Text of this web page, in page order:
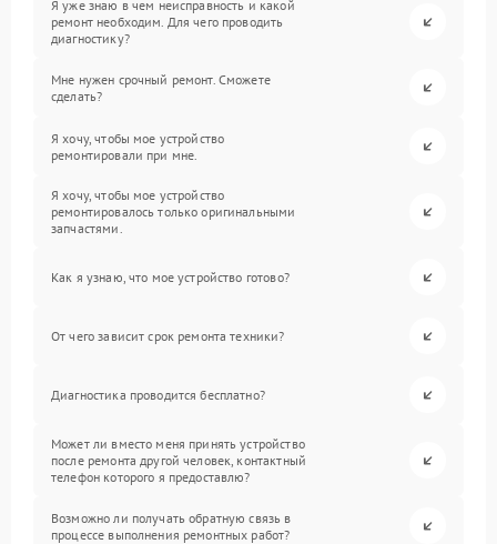
Я уже знаю в чем неисправность и какой
ремонт необходим. Для чего проводить
диагностику?
Мне нужен срочный ремонт. Сможете
сделать?
Я хочу, чтобы мое устройство
ремонтировали при мне.
Я хочу, чтобы мое устройство
ремонтировалось только оригинальными
запчастями.
Как я узнаю, что мое устройство готово?
От чего зависит срок ремонта техники?
Диагностика проводится бесплатно?
Может ли вместо меня принять устройство
после ремонта другой человек, контактный
телефон которого я предоставлю?
Возможно ли получать обратную связь в
процессе выполнения ремонтных работ?